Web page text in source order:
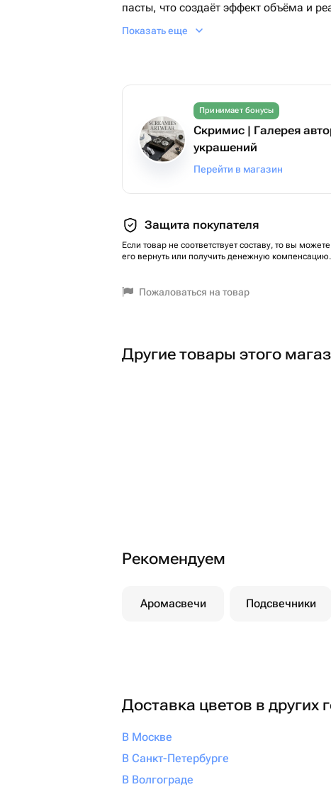
пасты, что создаёт эффект объёма и
черный фон подчеркивает её сияние,
Показать еще
Принимает бонусы
Скримис | Галерея
украшений
Перейти в магазин
Защита покупателя
Если товар не соответствует составу, то вы можете
его вернуть или получить денежную компенсацию.
Пожаловаться на товар
Другие товары этого
Рекомендуем
Аромасвечи Подсвечники
Доставка цветов в других
В Москве
В Санкт-Петербурге
В Волгограде